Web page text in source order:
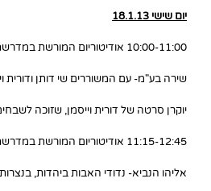
יום שישי 18.1.13
10:00-11:00 אודיטוריום המורשת במדרשת בן גוריון
שירה בע"מ- עם המשוררים שי דותן ודורית
יוקרן סרטה של דורית וייסמן, שזוכה
11:15-12:45 אודיטוריום המורשת במדרשת בן גוריון
אליהו הנביא- נדודי האבות ביהדות,